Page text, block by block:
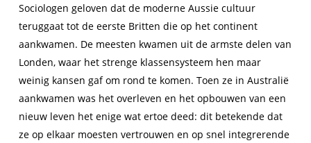
Sociologen geloven dat de moderne Aussie cultuur
teruggaat tot de eerste Britten die op het continent
aankwamen. De meesten kwamen uit de armste delen van
Londen, waar het strenge klassensysteem hen maar
weinig kansen gaf om rond te komen. Toen ze in Australië
aankwamen was het overleven en het opbouwen van een
nieuw leven het enige wat ertoe deed: dit betekende dat
ze op elkaar moesten vertrouwen en op snel integrerende